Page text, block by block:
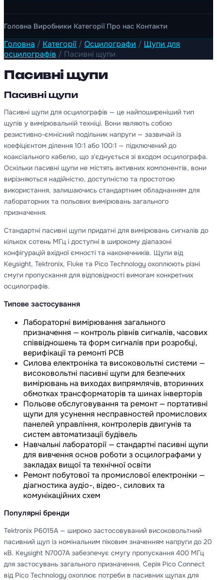
Головна Виробники Категорії Про нас Контакти
Головна / Категорії / Осцилографи / Щупи для
осцилографів / Пасивні щупи
Пасивні щупи
Пасивні щупи
Пасивні щупи для осцилографів — це найпоширеніший тип
щупів у вимірювальній техніці. Вони являють собою
резистивно-ємнісний подільник напруги — зазвичай із
коефіцієнтом ділення 10:1 або 100:1 — підключений до
коаксіального кабелю, що з'єднується зі входом осцилографа.
Оскільки пасивні щупи не містять активних компонентів, вони
вирізняються надійністю, доступністю та простотою
використання, залишаючись стандартним обладнанням для
лабораторних та польових вимірювань загального
призначення.
Стандартні пасивні щупи придатні для вимірювань сигналів до
кількох сотень МГц і доступні в широкому діапазоні
конфігурацій вхідної ємності та наконечників. Щупи від
Keysight, Tektronix, Fluke та Pico Technology охоплюють різні
смуги пропускання для відповідності вимогам конкретних
осцилографів.
Типове застосування
Лабораторні вимірювання загального
призначення — контроль рівнів сигналів, часових
співвідношень та форм сигналів при розробці,
верифікації та ремонті PCB
Силова електроніка та високовольтні системи —
високовольтні пасивні щупи для безпечних
вимірювань на виходах випрямлячів, вторинних
обмотках трансформаторів та шинах інверторів
Польове обслуговування та ремонт — портативні
щупи для усунення несправностей промислових
панелей управління, контролерів двигунів та
систем автоматизації будівель
Навчальні лабораторії — стандартні пасивні щупи
для вивчення основ роботи з осцилографами у
закладах вищої та технічної освіти
Ремонт побутової та промислової електроніки —
діагностика аудіо-, відео-, силових та
комунікаційних схем
Популярні бренди
Tektronix P6015A — широко застосовуваний високовольтний
пасивний щуп із номінальним піковим значенням напруги до 20
кВ. Keysight N7007A забезпечує смугу пропускання 400 МГц
для застосувань загального призначення. Серія Pico Connect
від Pico Technology охоплює потреби в пасивних щупах для